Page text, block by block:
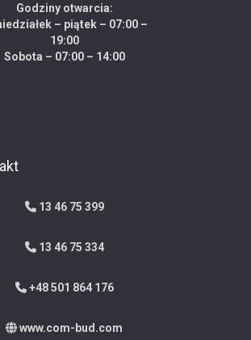
Godziny otwarcia:
– piątek – 07:00 –
19:00
Sobota – 07:00 – 14:00
13 46 75 399
13 46 75 334
+48 501 864 176
www.com-bud.com